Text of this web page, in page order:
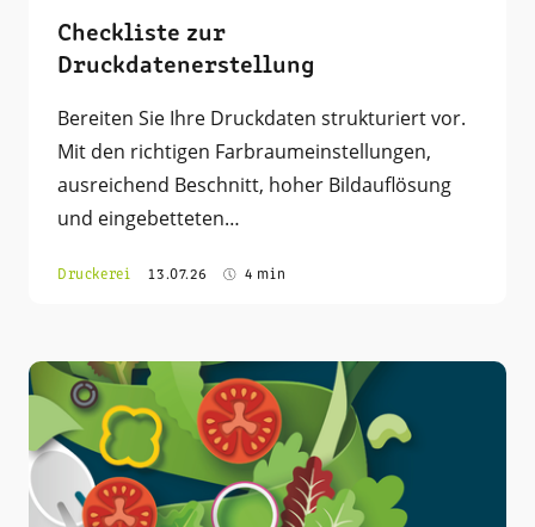
Checkliste zur
Druckdatenerstellung
Bereiten Sie Ihre Druckdaten strukturiert vor.
Mit den richtigen Farbraumeinstellungen,
ausreichend Beschnitt, hoher Bildauflösung
und eingebetteten…
Druckerei 13.07.26 4 min